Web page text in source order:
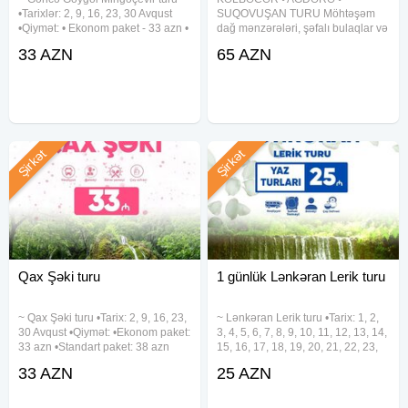
•Tarixlər: 2, 9, 16, 23, 30 Avqust
•Qiymət: • Ekonom paket - 33 azn •
yeməyi daxil) ✓Qiymətə daxildir: •
33 AZN
SUQOVUŞAN TURU Möhtəşəm
dağ mənzərələri, şəfalı bulaqlar və
səyahət •Tarix : 1, 2, 8, 9, 15, 16,
65 AZN
Qax Şəki turu
~ Qax Şəki turu •Tarix: 2, 9, 16, 23,
30 Avqust •Qiymət: •Ekonom paket:
33 azn •Standart paket: 38 azn
xidməti •Ekskursiyalar •Çay süfrəsi
Şirkət
33 AZN
1 günlük Lənkəran Lerik turu
~ Lənkəran Lerik turu •Tarix: 1, 2,
3, 4, 5, 6, 7, 8, 9, 10, 11, 12, 13, 14,
15, 16, 17, 18, 19, 20, 21, 22, 23,
Avqust •Qiymət: • Ekonom paket -
Şirkət
25 AZN